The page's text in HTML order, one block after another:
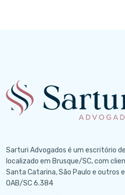
Sarturi Advogados é um escritório
localizado em Brusque/SC, com
Santa Catarina, São Paulo e outros
OAB/SC 6.384